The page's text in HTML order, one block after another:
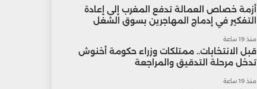
أزمة خصاص العمالة تدفع المغرب إلى إعادة
التفكير في إدماج المهاجرين بسوق الشغل
منذ 19 ساعة
قبل الانتخابات.. ممتلكات وزراء حكومة أخنوش
تدخل مرحلة التدقيق والمراجعة
منذ 19 ساعة